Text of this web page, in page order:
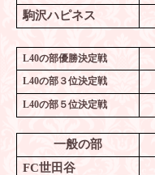
駒沢ハピネス
L40の部優勝決定戦
L40の部３位決定戦
L40の部５位決定戦
一般の部
FC世田谷